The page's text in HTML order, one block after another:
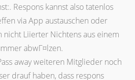
Respons kannst also tatenlos
via App austauschen oder
nicht Liierter Nichtens aus einem
abwГ¤lzen.
away weiteren Mitglieder noch
drauf haben, dass respons